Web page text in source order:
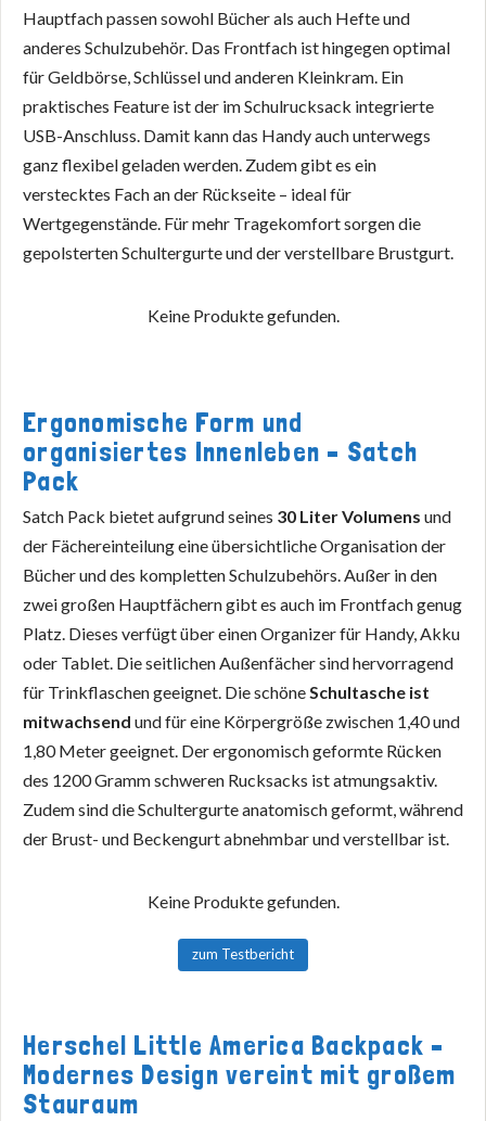
Hauptfach passen sowohl Bücher als auch Hefte und
anderes Schulzubehör. Das Frontfach ist hingegen optimal
für Geldbörse, Schlüssel und anderen Kleinkram. Ein
praktisches Feature ist der im Schulrucksack integrierte
USB-Anschluss. Damit kann das Handy auch unterwegs
ganz flexibel geladen werden. Zudem gibt es ein
verstecktes Fach an der Rückseite – ideal für
Wertgegenstände. Für mehr Tragekomfort sorgen die
gepolsterten Schultergurte und der verstellbare Brustgurt.
Keine Produkte gefunden.
Ergonomische Form und
organisiertes Innenleben – Satch
Pack
Satch Pack bietet aufgrund seines 30 Liter Volumens und
der Fächereinteilung eine übersichtliche Organisation der
Bücher und des kompletten Schulzubehörs. Außer in den
zwei großen Hauptfächern gibt es auch im Frontfach genug
Platz. Dieses verfügt über einen Organizer für Handy, Akku
oder Tablet. Die seitlichen Außenfächer sind hervorragend
für Trinkflaschen geeignet. Die schöneSchultasche ist
mitwachsend und für eine Körpergröße zwischen 1,40 und
1,80 Meter geeignet. Der ergonomisch geformte Rücken
des 1200 Gramm schweren Rucksacks ist atmungsaktiv.
Zudem sind die Schultergurte anatomisch geformt, während
der Brust- und Beckengurt abnehmbar und verstellbar ist.
Keine Produkte gefunden.
zum Testbericht
Herschel Little America Backpack –
Modernes Design vereint mit großem
Stauraum